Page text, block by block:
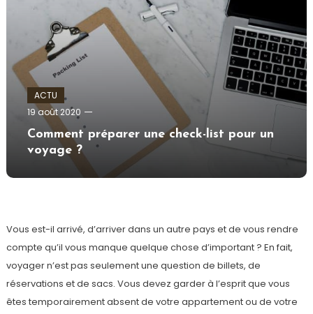
ACTU
19 août 2020
admin
Comment préparer une check-list pour un
voyage ?
Vous est-il arrivé, d’arriver dans un autre pays et de vous rendre
compte qu’il vous manque quelque chose d’important ? En fait,
voyager n’est pas seulement une question de billets, de
réservations et de sacs. Vous devez garder à l’esprit que vous
êtes temporairement absent de votre appartement ou de votre